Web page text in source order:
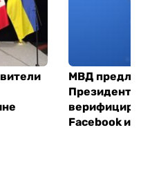
МВД
Facebook и